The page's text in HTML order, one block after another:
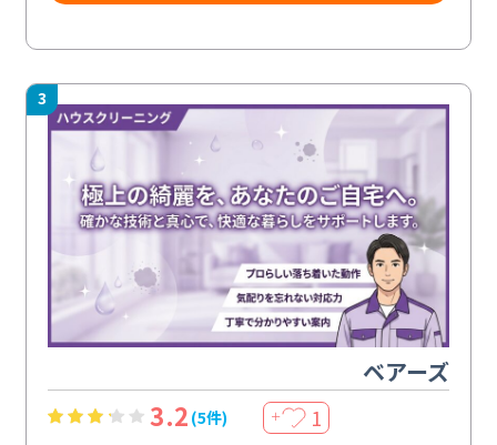
3
ベアーズ
3.2 (5件) ＋ 1